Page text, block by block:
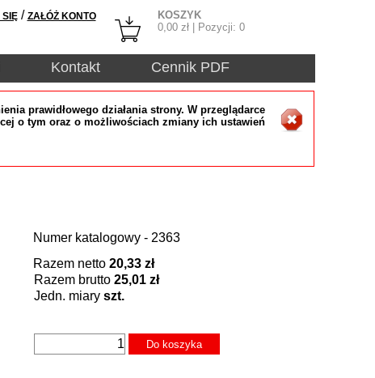
KOSZYK
0,00 zł | Pozycji: 0
Kontakt Cennik PDF
/ ZAŁÓŻ KONTO
prawidłowego działania strony. W przeglądarce
o tym oraz o możliwościach zmiany ich ustawień
Numer katalogowy - 2363
Razem netto 20,33 zł
Razem brutto 25,01 zł
Jedn. miary szt.
Do koszyka